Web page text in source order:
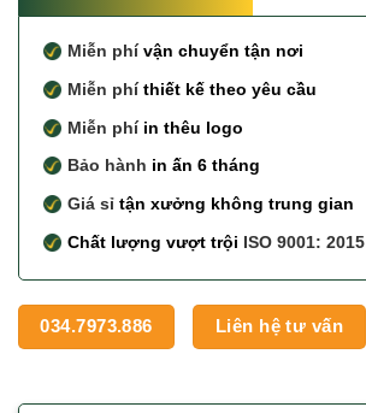
Miễn phívận chuyển tận nơi
Miễn phíthiết kế theo yêu cầu
Miễn phíin thêu logo
Bảo hành in ấn 6 tháng
Giá sỉtận xưởng không trung gian
Chất lượng vượt trội ISO 9001: 2015
034.7973.886 Liên hệ tư vấn